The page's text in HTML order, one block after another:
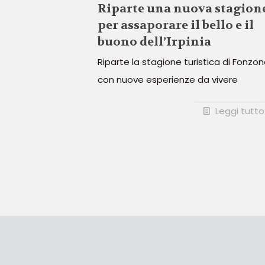
Riparte una nuova
per assaporare il bello e il
buono dell’Irpinia
Riparte la stagione turistica di
con nuove esperienze da vivere
Leggi tutto